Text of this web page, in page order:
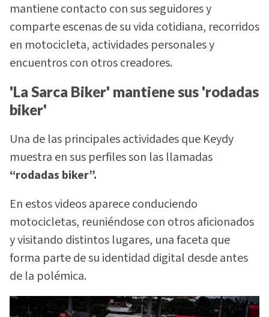
mantiene contacto con sus seguidores y
comparte escenas de su vida cotidiana, recorridos
en motocicleta, actividades personales y
encuentros con otros creadores.
'La Sarca Biker' mantiene sus 'rodadas
biker'
Una de las principales actividades que Keydy
muestra en sus perfiles son las llamadas
“rodadas biker”.
En estos videos aparece conduciendo
motocicletas, reuniéndose con otros aficionados
y visitando distintos lugares, una faceta que
forma parte de su identidad digital desde antes
de la polémica.